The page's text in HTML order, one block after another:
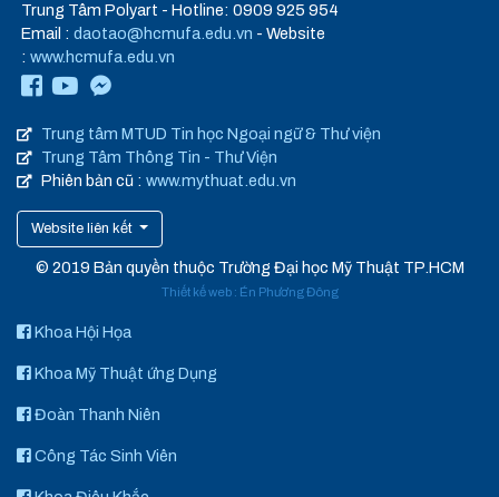
Trung Tâm Polyart - Hotline: 0909 925 954
Email : daotao@hcmufa.edu.vn - Website
: www.hcmufa.edu.vn
Trung tâm MTUD Tin học Ngoại ngữ & Thư viện
Trung Tâm Thông Tin - Thư Viện
Phiên bản cũ : www.mythuat.edu.vn
Website liên kết
© 2019 Bản quyền thuộc Trường Đại học Mỹ Thuật TP.HCM
Thiết kế web: Én Phương Đông
Khoa Hội Họa
Khoa Mỹ Thuật ứng Dụng
Đoàn Thanh Niên
Công Tác Sinh Viên